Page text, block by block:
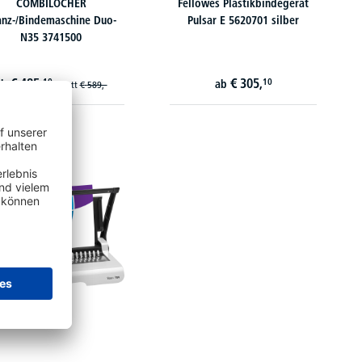
COMBILOCHER
Bindemaschine Duo-
N35 3741500
€ 485, 10 statt€ 589,-
Fellowes Plastikbindegerät
Pulsar E 5620701 silber
ab € 305,10